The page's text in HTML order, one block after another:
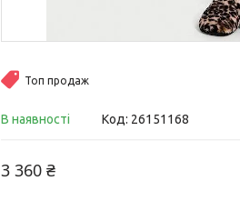
Топ продаж
В наявності Код: 26151168
3 360 ₴